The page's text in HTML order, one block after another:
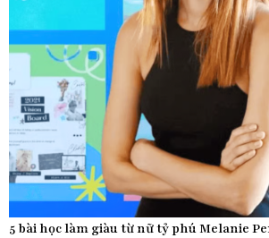
5 bài học làm giàu từ nữ tỷ phú Melanie